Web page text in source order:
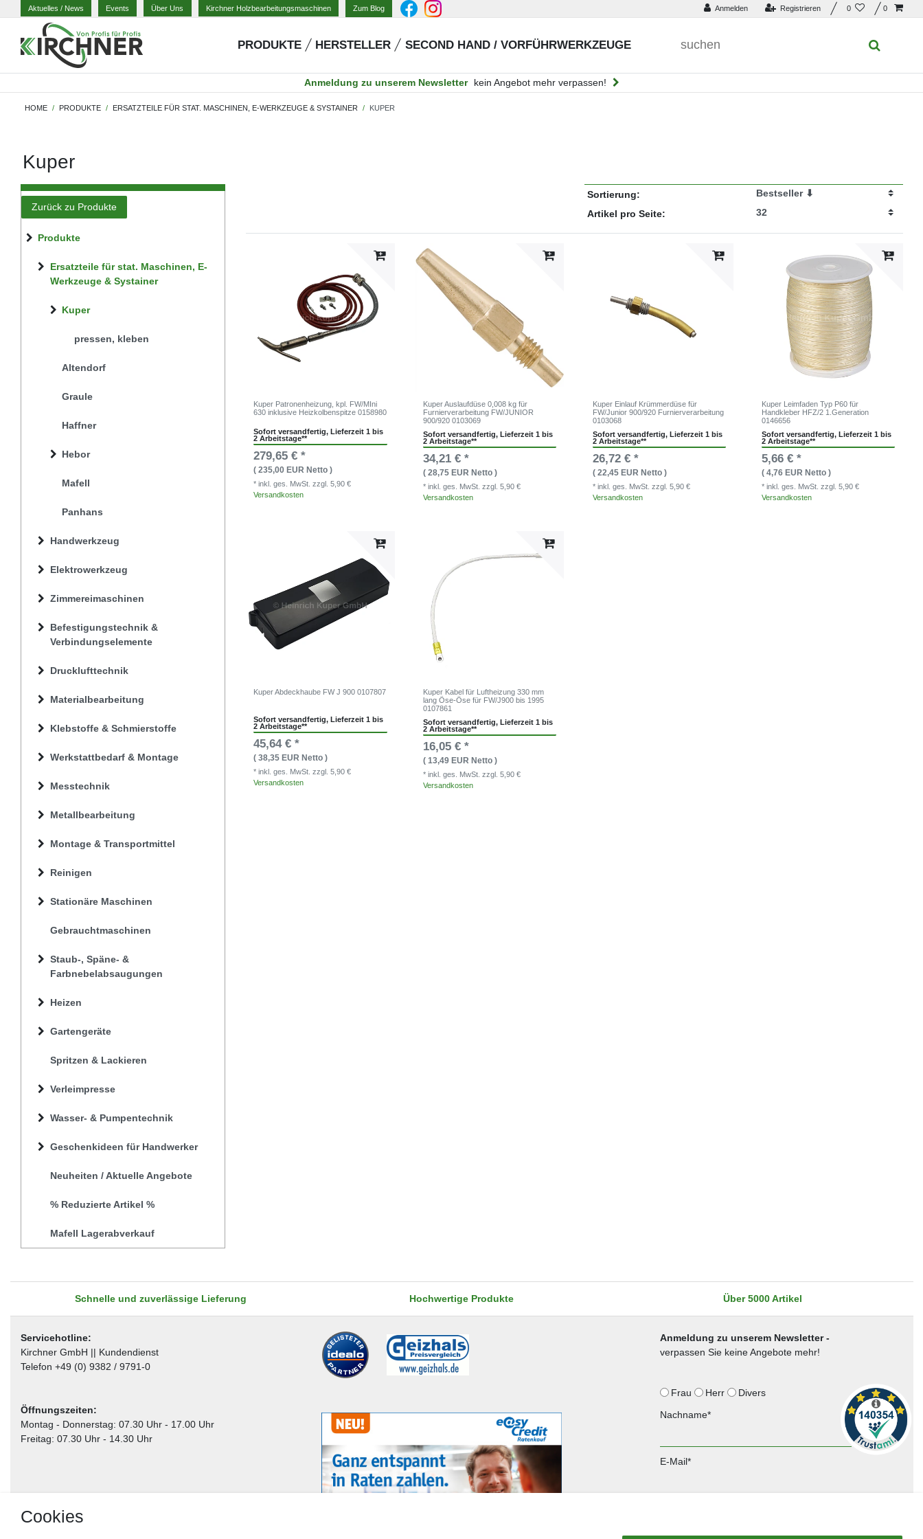
Anmelden Registrieren 0 0
Aktuelles / News Events Über Uns Kirchner Holzbearbeitungsmaschinen Zum Blog
PRODUKTE HERSTELLER SECOND HAND / VORFÜHRWERKZEUGE
Anmeldung zu unserem Newsletter kein Angebot mehr verpassen!
HOME PRODUKTE ERSATZTEILE FÜR STAT. MASCHINEN, E-WERKZEUGE & SYSTAINER KUPER
Kuper
Zurück zu Produkte
Produkte
Handwerkzeug
Elektrowerkzeug
Zimmereimaschinen
Befestigungstechnik &
Verbindungselemente
Drucklufttechnik
Materialbearbeitung
Klebstoffe & Schmierstoffe
Werkstattbedarf & Montage
Messtechnik
Metallbearbeitung
Montage & Transportmittel
Reinigen
Stationäre Maschinen
Gebrauchtmaschinen
Ersatzteile für stat. Maschinen, E-
Werkzeuge & Systainer
Altendorf
Graule
Haffner
Hebor
Kuper
pressen, kleben
Mafell
Panhans
Staub-, Späne- &
Farbnebelabsaugungen
Heizen
Gartengeräte
Spritzen & Lackieren
Verleimpresse
Wasser- & Pumpentechnik
Geschenkideen für Handwerker
Neuheiten / Aktuelle Angebote
% Reduzierte Artikel %
Mafell Lagerabverkauf
Sortierung:
Artikel pro Seite:
Kuper Patronenheizung, kpl. FW/MIni
630 inklusive Heizkolbenspitze 0158980
Sofort versandfertig, Lieferzeit 1 bis
2 Arbeitstage**
279,65 € *
( 235,00 EUR Netto )
* inkl. ges. MwSt.zzgl. 5,90 €
Versandkosten
Kuper Auslaufdüse 0,008 kg für
Furnierverarbeitung FW/JUNIOR
900/920 0103069
Sofort versandfertig, Lieferzeit 1 bis
2 Arbeitstage**
34,21 € *
( 28,75 EUR Netto )
* inkl. ges. MwSt. zzgl. 5,90 €
Versandkosten
Kuper Einlauf Krümmerdüse für
FW/Junior 900/920 Furnierverarbeitung
0103068
Sofort versandfertig, Lieferzeit 1 bis
2 Arbeitstage**
26,72 € *
( 22,45 EUR Netto )
* inkl. ges. MwSt. zzgl. 5,90 €
Versandkosten
Kuper Leimfaden Typ P60 für
Handkleber HFZ/2 1.Generation
0146656
Sofort versandfertig, Lieferzeit 1 bis
2 Arbeitstage**
5,66 € *
( 4,76 EUR Netto )
* inkl. ges. MwSt.zzgl. 5,90 €
Versandkosten
Kuper Abdeckhaube FW J 900 0107807
Sofort versandfertig, Lieferzeit 1 bis
2 Arbeitstage**
45,64 € *
( 38,35 EUR Netto )
* inkl. ges. MwSt.zzgl. 5,90 €
Versandkosten
Kuper Kabel für Luftheizung 330 mm
lang Öse-Öse für FW/J900 bis 1995
0107861
Sofort versandfertig, Lieferzeit 1 bis
2 Arbeitstage**
16,05 € *
( 13,49 EUR Netto )
* inkl. ges. MwSt. zzgl. 5,90 €
Versandkosten
Schnelle und zuverlässige Lieferung Hochwertige Produkte Über 5000 Artikel
Servicehotline:
Kirchner GmbH || Kundendienst
Telefon +49 (0) 9382 / 9791-0
Öffnungszeiten:
Montag - Donnerstag: 07.30 Uhr - 17.00 Uhr
Freitag: 07.30 Uhr - 14.30 Uhr
Anmeldung zu unserem Newsletter -
verpassen Sie keine Angebote mehr!
Frau Herr
Divers
Nachname*
E-Mail*
Cookies